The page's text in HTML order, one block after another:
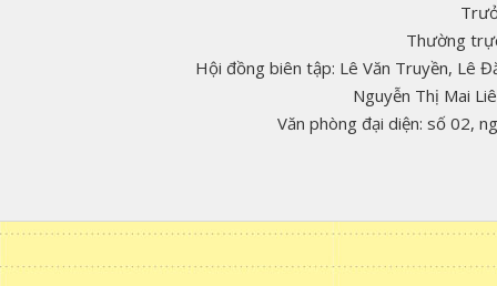
Thường
Hội đồng biên tập: Lê Văn Truyền, Lê
Nguyễn Thị Mai
Văn phòng đại diện: số 02,